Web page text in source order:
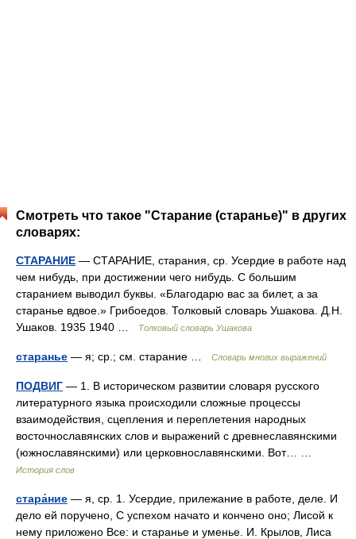
Смотреть что такое "Старание (старанье)" в других
словарях:
СТАРАНИЕ — СТАРАНИЕ, старания, ср. Усердие в работе над
чем нибудь, при достижении чего нибудь. С большим
старанием выводил буквы. «Благодарю вас за билет, а за
старанье вдвое.» Грибоедов. Толковый словарь Ушакова. Д.Н.
Ушаков. 1935 1940 …
Толковый словарь Ушакова
старанье — я; ср.; см. старание … Словарь многих выражений
ПОДВИГ — 1. В историческом развитии словаря русского
литературного языка происходили сложные процессы
взаимодействия, сцепления и переплетения народных
восточнославянских слов и выражений с древнеславянскими
(южнославянскими) или церковнославянскими. Вот… …
История слов
стара́ние — я, ср. 1. Усердие, прилежание в работе, деле. И
дело ей поручено, С успехом начато и кончено оно; Лисой к
нему приложено Все: и старанье и уменье. И. Крылов, Лиса